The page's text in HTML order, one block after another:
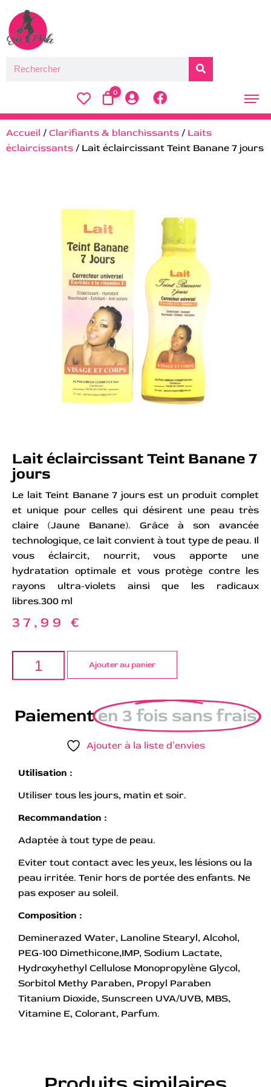
0
Accueil / Clarifiants & blanchissants / Laits
éclaircissants / Lait éclaircissant Teint Banane 7 jours
Lait éclaircissant Teint Banane 7
jours
Le lait Teint Banane 7 jours est un produit complet
et unique pour celles qui désirent une peau très
claire (Jaune Banane). Grâce à son avancée
technologique, ce lait convient à tout type de peau. Il
vous éclaircit, nourrit, vous apporte une
hydratation optimale et vous protège contre les
rayons ultra-violets ainsi que les radicaux
libres.300 ml
37,99 €
Ajouter au panier
Paiementen 3 fois sans frais
Ajouter à la liste d’envies
Utilisation :
Utiliser tous les jours, matin et soir.
Recommandation :
Adaptée à tout type de peau.
Eviter tout contact avec les yeux, les lésions ou la
peau irritée. Tenir hors de portée des enfants. Ne
pas exposer au soleil.
Composition :
Deminerazed Water, Lanoline Stearyl, Alcohol,
PEG-100 Dimethicone,IMP, Sodium Lactate,
Hydroxyhethyl Cellulose Monopropylène Glycol,
Sorbitol Methy Paraben, Propyl Paraben
Titanium Dioxide, Sunscreen UVA/UVB, MBS,
Vitamine E, Colorant, Parfum.